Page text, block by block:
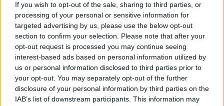
If you wish to opt-out of the sale, sharing to third parties, or
processing of your personal or sensitive information for
targeted advertising by us, please use the below opt-out
section to confirm your selection. Please note that after your
opt-out request is processed you may continue seeing
interest-based ads based on personal information utilized by
us or personal information disclosed to third parties prior to
your opt-out. You may separately opt-out of the further
disclosure of your personal information by third parties on the
IAB’s list of downstream participants. This information may
Όπως αναφέρει η Fitch, ο κίνδυνος
δημοσιονομικής υπο-απόδοσης είναι σε μεγάλο
βαθμό περιορισμένος σε βραχυπρόθεσμο
επίπεδο. Αντιθέτως, τα στοιχεία καταδεικνύουν
μεγαλύτερο περιθώριο για περαιτέρω υπερ-
απόδοση. Οι αναλυτές υπενθυμίζουν πως η ΝΔ